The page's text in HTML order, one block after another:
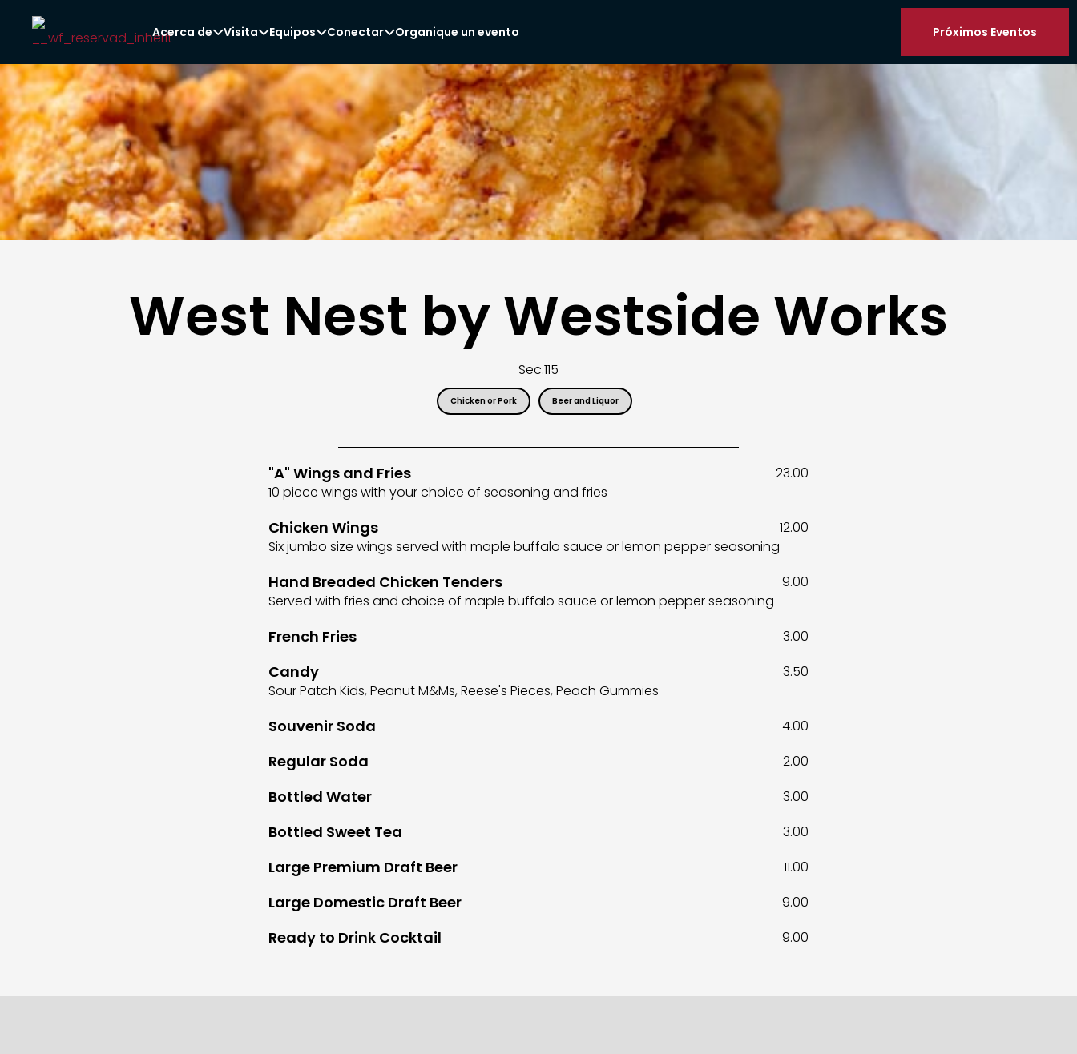
Acerca deVisitaEquiposConectarOrganique un evento Próximos Eventos
West Nest by Westside Works
Sec.115
Chicken or Pork Beer and Liquor
"A" Wings and Fries
10 piece wings with your choice of seasoning and fries
23.00
Chicken Wings
Six jumbo size wings served with maple buffalo sauce or lemon pepper seasoning
12.00
Hand Breaded Chicken Tenders
Served with fries and choice of maple buffalo sauce or lemon pepper seasoning
9.00
French Fries 3.00
Candy
Sour Patch Kids, Peanut M&Ms, Reese's Pieces, Peach Gummies
3.50
Souvenir Soda 4.00
Regular Soda 2.00
Bottled Water 3.00
Bottled Sweet Tea 3.00
Large Premium Draft Beer 11.00
Large Domestic Draft Beer 9.00
Ready to Drink Cocktail 9.00